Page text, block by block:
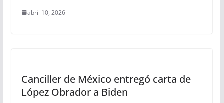
abril 10, 2026
Canciller de México entregó carta de
López Obrador a Biden